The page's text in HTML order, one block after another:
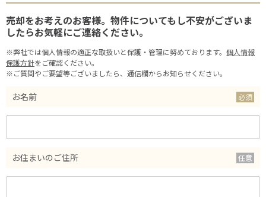
売却をお考えのお客様。物件についてもし不安がございま
したらお気軽にご連絡ください。
※弊社では個人情報の適正な取扱いと保護・管理に努めております。 個人情報
保護方針をご確認ください。
※ご質問やご要望等ございましたら、通信欄からお知らせください。
お名前
お住まいのご住所